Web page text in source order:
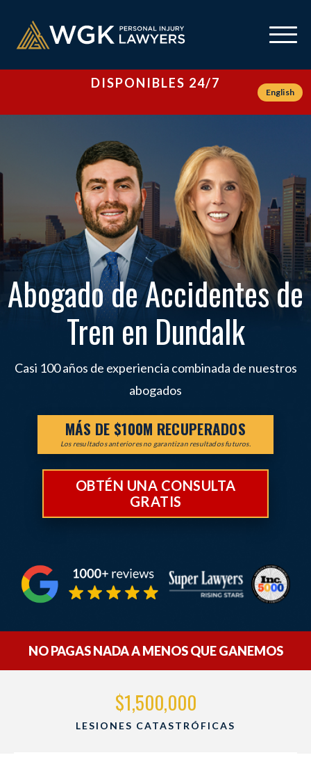
DISPONIBLES 24/7
English
Abogado de Accidentes de
Tren en Dundalk
Casi 100 años de experiencia combinada de nuestros
abogados
MÁS DE $100M RECUPERADOS
Los resultados anteriores no garantizan resultados futuros.
OBTÉN UNA CONSULTA
GRATIS
NO PAGAS NADA A MENOS QUE GANEMOS
$1,500,000
LESIONES CATASTRÓFICAS